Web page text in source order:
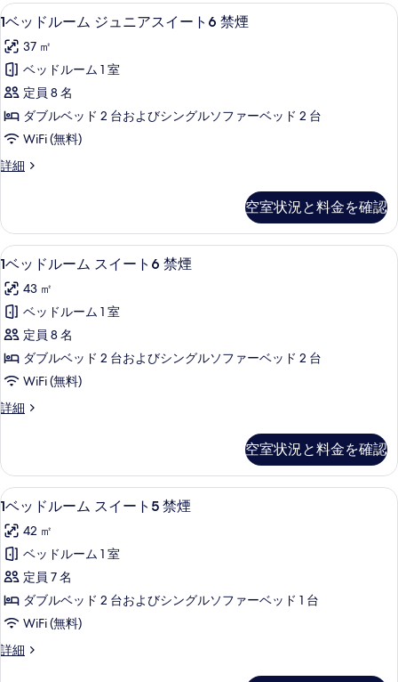
す
る
の
す
べ
て
の
写
真
示
す
る
ー
6
禁
煙
の
詳
細
1
ベ
ッ
ド
ル
ー
ム
ジ
ニ
ア
ス
イ
ー
ト
6
禁
煙
べ
て
の
写
真
を
表
示
す
1ベッドルーム ジュニアスイート6
13
1ベッドルーム ジュニアスイート6 禁煙
37 ㎡
ベッドルーム 1 室
定員 8 名
ダブルベッド 2 台およびシングルソファーベッド 2 台
WiFi (無料)
詳細
1
ル
ー
ム
ュ
ニ
ア
ス
イ
ー
ト
6
詳
細
空室状況と料金を確認
1
ベ
ッ
ド
ル
ー
ム
ス
ー
ト
6
禁
煙
の
す
べ
て
1ベッドルーム スイート6 禁煙 | 専用
13
1ベッドルーム スイート6 禁煙
43 ㎡
ベッドルーム 1 室
定員 8 名
ダブルベッド 2 台およびシングルソファーベッド 2 台
WiFi (無料)
詳細
1
ル
ー
ム
イ
ー
ト
6
禁
煙
の
詳
空室状況と料金を確認
1
ベ
ッ
ド
ル
ー
ム
ス
1ベッドルーム スイート5 禁煙 | セ
9
1ベッドルーム スイート5 禁煙
42 ㎡
ベッドルーム 1 室
定員 7 名
ダブルベッド 2 台およびシングルソファーベッド 1 台
WiFi (無料)
詳細
1